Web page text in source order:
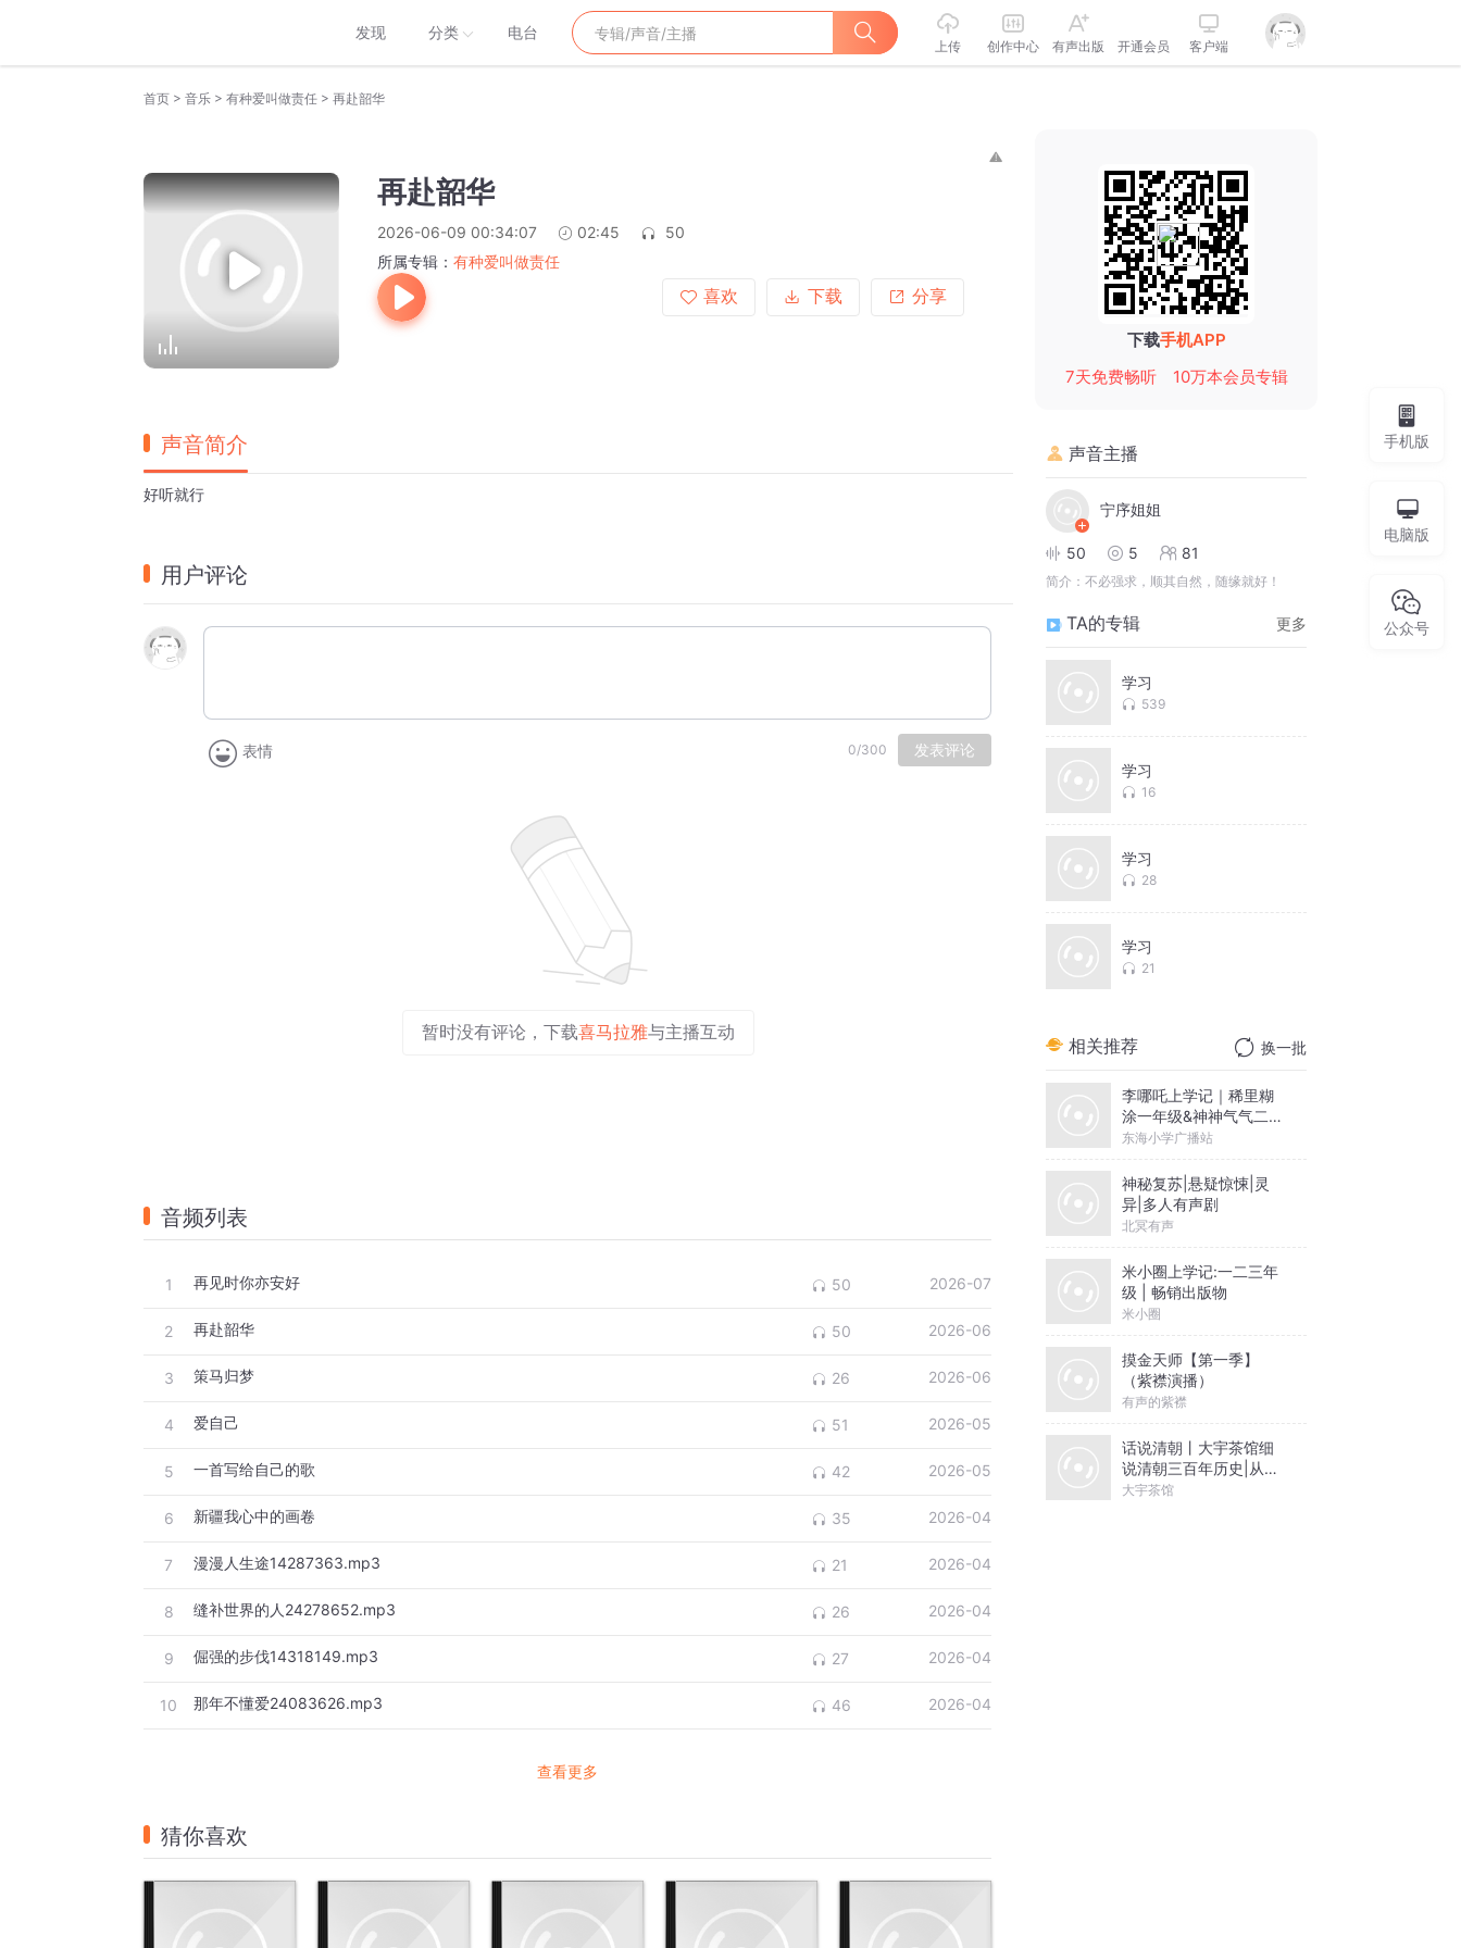
发现 分类 电台
上传 创作中心 有声出版 开通会员 客户端
首页 > 音乐 > 有种爱叫做责任 > 再赴韶华
再赴韶华
2026-06-09 00:34:07 02:45
50
所属专辑： 有种爱叫做责任
喜欢
下载 分享
声音简介
好听就行
用户评论
表情 0/300 发表评论
暂时没有评论，下载喜马拉雅与主播互动
音频列表
1 再见时你亦安好 50 2026-07
2 再赴韶华 50 2026-06
3 策马归梦 26 2026-06
4 爱自己 51 2026-05
5 一首写给自己的歌 42 2026-05
6 新疆我心中的画卷 35 2026-04
7 漫漫人生途14287363.mp3 21 2026-04
8 缝补世界的人24278652.mp3 26 2026-04
9 倔强的步伐14318149.mp3 27 2026-04
10 那年不懂爱24083626.mp3 46 2026-04
查看更多
猜你喜欢
下载手机APP
7天免费畅听
10万本会员专辑
声音主播
宁序姐姐
50 5 81
简介： 不必强求，顺其自然，随缘就好！
TA的专辑 更多
学习
539
学习
16
学习
28
学习
21
相关推荐 换一批
李哪吒上学记｜稀里糊
涂一年级&神神气气二年
级
东海小学广播站
神秘复苏|悬疑惊悚|灵
异|多人有声剧
北冥有声
米小圈上学记:一二三年
级 | 畅销出版物
米小圈
摸金天师【第一季】
（紫襟演播）
有声的紫襟
话说清朝丨大宇茶馆细
说清朝三百年历史|从努
尔哈赤到末代皇帝溥仪|
大宇茶馆
手机版
电脑版
公众号